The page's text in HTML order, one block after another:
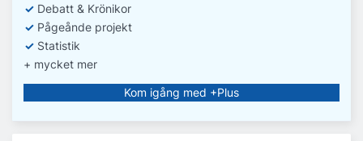
✓ Debatt & Krönikor
✓ Pågeånde projekt
✓ Statistik
+ mycket mer
Kom igång med +Plus